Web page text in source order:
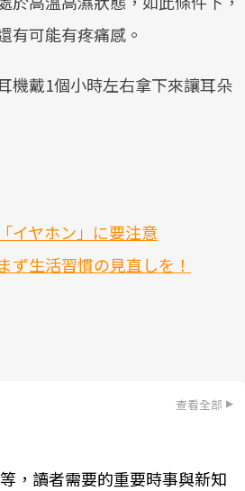
有可能有疼痛感。
機戴1個小時左右拿下來讓耳朵
ヤホン」に要注意
生活習慣の見直しを！
查看全部
，讀者需要的重要時事與新知